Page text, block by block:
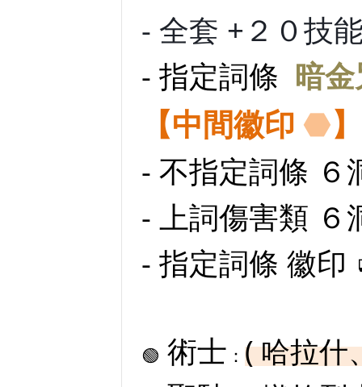
- 全套 +２０技
- 指定詞條 暗
【中間徽印 ⬣】
- 不指定詞條
- 上詞傷害類
- 指定詞條 徽
🟢 術士 ： ( 哈拉什